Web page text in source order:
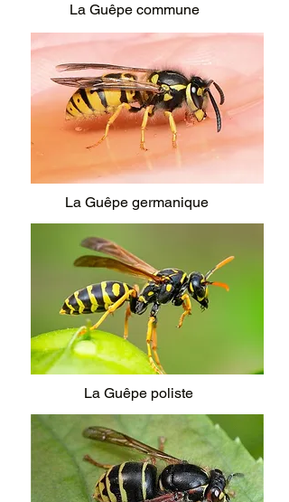
La Guêpe commune
La Guêpe germanique
La Guêpe poliste